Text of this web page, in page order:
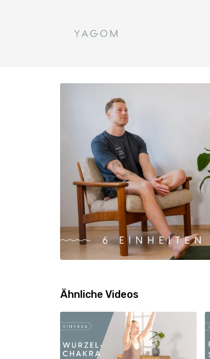
Ähnliche Videos